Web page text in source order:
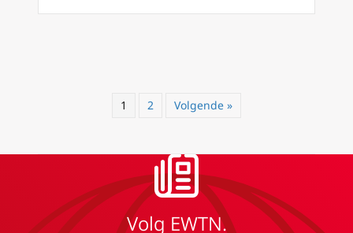
1 2 Volgende »
Volg EWTN.